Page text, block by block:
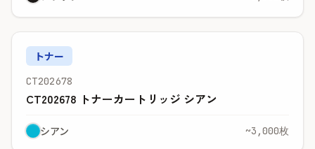
トナー
CT202678
CT202678 トナーカートリッジ シアン
シアン ~3,000枚